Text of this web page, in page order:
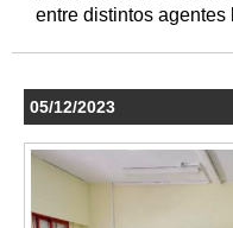
entre distintos agentes
05/12/2023